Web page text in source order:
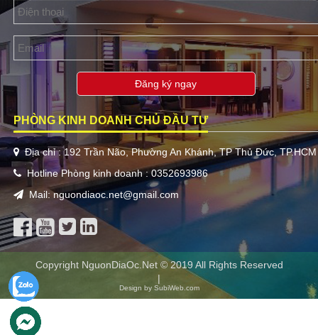
Đăng ký ngay
PHÒNG KINH DOANH CHỦ ĐẦU TƯ
Địa chỉ : 192 Trần Não, Phường An Khánh, TP Thủ Đức, TP.HCM
Hotline Phòng kinh doanh : 0352693986
Mail: nguondiaoc.net@gmail.com
Copyright NguonDiaOc.Net © 2019 All Rights Reserved
|
Design by SubiWeb.com